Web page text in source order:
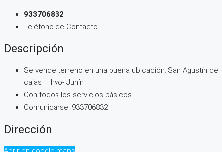
933706832
Teléfono de Contacto
Descripción
Se vende terreno en una buena ubicación. San Agustín de
cajas – hyo- Junín
Con todos los servicios básicos
Comunicarse: 933706832
Dirección